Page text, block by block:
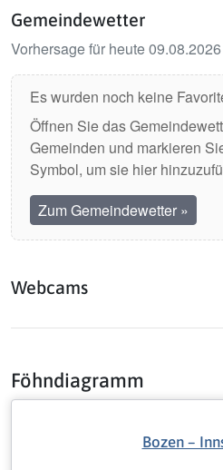
Gemeindewetter
Vorhersage für heute 09.08.2026
Es wurden noch keine
Öffnen Sie das
Gemeinden und markieren
Symbol, um sie hier
Zum Gemeindewetter »
Webcams
Föhndiagramm
Bozen –